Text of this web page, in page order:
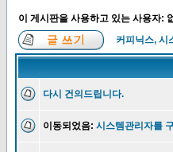
이 게시판을 사용하고 있는 사용자:
커피닉스, 시
다시 건의드립니다.
이동되었음: 시스템관리자를